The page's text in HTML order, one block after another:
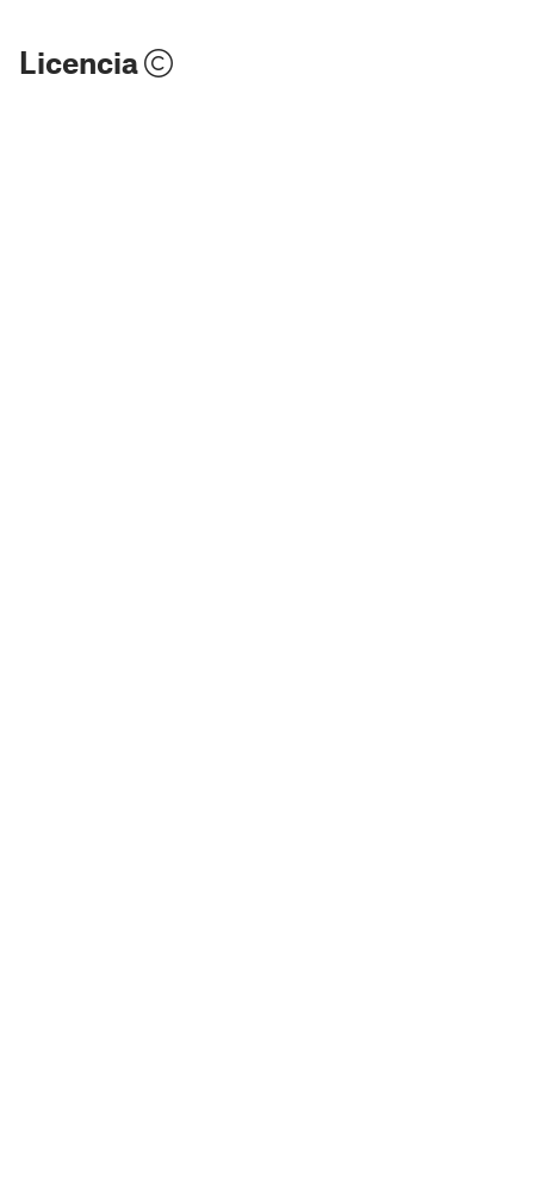
Licencia